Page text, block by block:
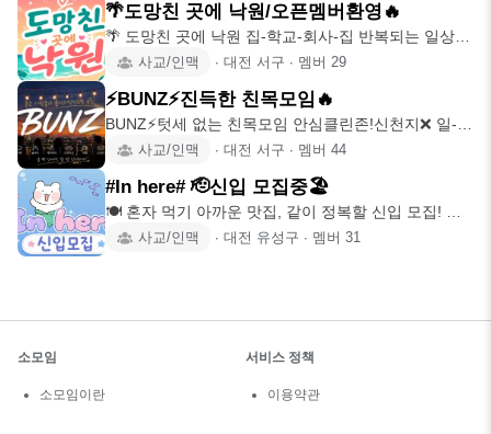
🌴도망친 곳에 낙원/오픈멤버환영🔥
🌴 도망친 곳에 낙원 집-학교-회사-집 반복되는 일상,
가끔은 아무 생
사교/인맥 ∙ 대전 서구 ∙ 멤버 29
⚡️BUNZ⚡️진득한 친목모임🔥
BUNZ⚡️텃세 없는 친목모임 안심클린존!신천지❌ 일-집
반복적인사교/인맥 ∙ 대전 서구 ∙ 멤버 44
#In here# 🫡신입 모집중🏖
🍽️ 혼자 먹기 아까운 맛집, 같이 정복할 신입 모집! ✨
🌱 가입 안
사교/인맥 ∙ 대전 유성구 ∙ 멤버 31
소모임
소모임이란
서비스 정책
이용약관